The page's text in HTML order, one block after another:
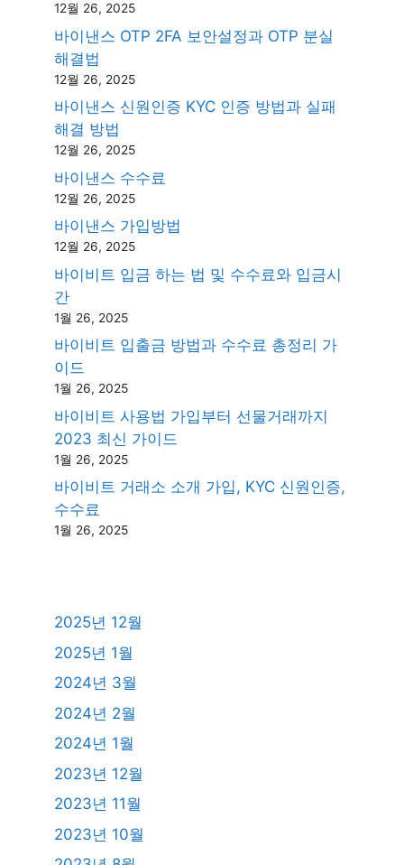
12월 26, 2025
바이낸스 OTP 2FA 보안설정과 OTP 분실
해결법
12월 26, 2025
바이낸스 신원인증 KYC 인증 방법과 실패
해결 방법
12월 26, 2025
바이낸스 수수료
12월 26, 2025
바이낸스 가입방법
12월 26, 2025
바이비트 입금 하는 법 및 수수료와 입금시
간
1월 26, 2025
바이비트 입출금 방법과 수수료 총정리 가
이드
1월 26, 2025
바이비트 사용법 가입부터 선물거래까지
2023 최신 가이드
1월 26, 2025
바이비트 거래소 소개 가입, KYC 신원인증,
수수료
1월 26, 2025
2025년 12월
2025년 1월
2024년 3월
2024년 2월
2024년 1월
2023년 12월
2023년 11월
2023년 10월